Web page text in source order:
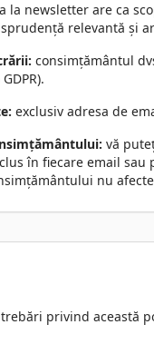
la newsletter are ca
relevantă și
consimțământul
exclusiv adresa de
vă
în fiecare email
nu
privind această